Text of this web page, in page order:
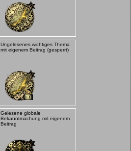
Ungelesenes wichtiges Thema
mit eigenem Beitrag (gesperrt)
Gelesene globale
Bekanntmachung mit eigenem
Beitrag